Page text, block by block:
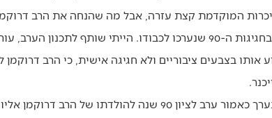
המוקדמת קצת עזרה, אבל מה שהנחה את הרב
״זה גם מה שהרב אמר בחגיגות ה-90 שנערכו לכבודו. הייתי
אותו בצבעים ציבוריים ולא חגיגה אישית, כי הרב
לפני כחודש, ג׳ כסליו, נערך כאמור ערב לציון 90